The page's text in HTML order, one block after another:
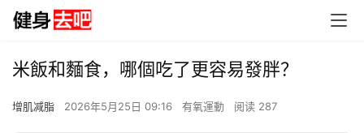
米飯和麵食，哪個吃了更容易發胖？
增肌减脂 2026年5月25日 09:16 有氧運動 阅读 287